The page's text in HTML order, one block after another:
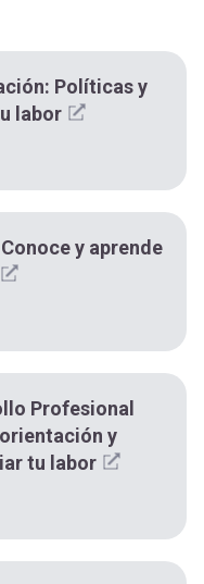
Políticas y
labor
y aprende
Profesional
y
tu labor